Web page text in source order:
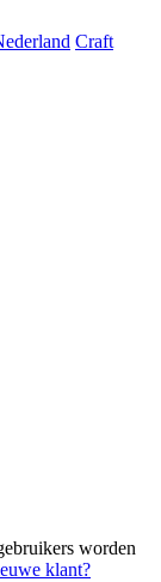
Craft
worden
klant?